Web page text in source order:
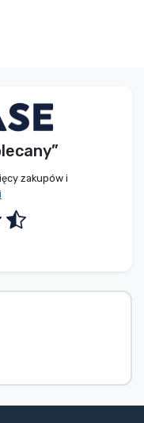
zakupów i